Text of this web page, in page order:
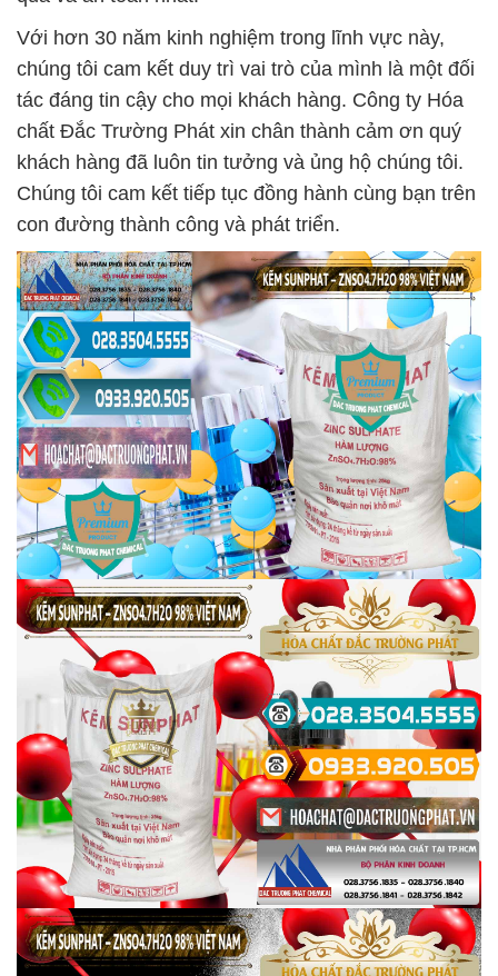
Với hơn 30 năm kinh nghiệm trong lĩnh vực này,
chúng tôi cam kết duy trì vai trò của mình là một đối
tác đáng tin cậy cho mọi khách hàng. Công ty Hóa
chất Đắc Trường Phát xin chân thành cảm ơn quý
khách hàng đã luôn tin tưởng và ủng hộ chúng tôi.
Chúng tôi cam kết tiếp tục đồng hành cùng bạn trên
con đường thành công và phát triển.